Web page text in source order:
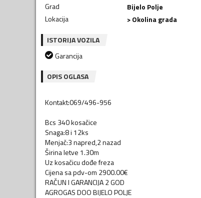
Grad
Bijelo Polje
Lokacija
> Okolina grada
ISTORIJA VOZILA
Garancija
OPIS OGLASA
Kontakt:069/496-956
Bcs 340 kosačice
Snaga:8 i 12ks
Menjač:3 napred,2 nazad
Širina letve 1.30m
Uz kosačicu dođe freza
Cijena sa pdv-om 2900.00€
RAČUN I GARANCIJA 2 GOD
AGROGAS DOO BIJELO POLJE